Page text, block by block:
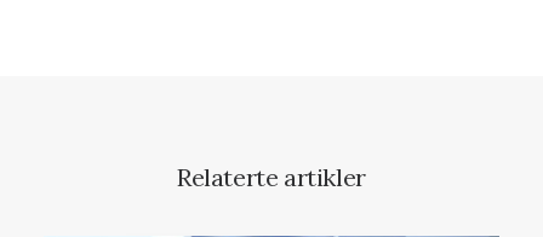
Relaterte artikler